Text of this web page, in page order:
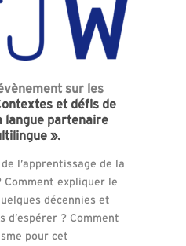
sur les
et défis de
langue partenaire
».
l’apprentissage de la
expliquer le
décennies et
d’espérer ? Comment
pour cet